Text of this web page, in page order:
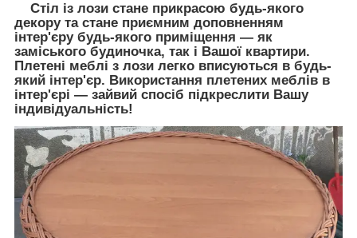
Стіл із лози стане прикрасою будь-якого
декору та стане приємним доповненням
інтер'єру будь-якого приміщення — як
заміського будиночка, так і Вашої квартири.
Плетені меблі з лози легко вписуються в будь-
який інтер'єр. Використання плетених меблів в
інтер'єрі — зайвий спосіб підкреслити Вашу
індивідуальність!